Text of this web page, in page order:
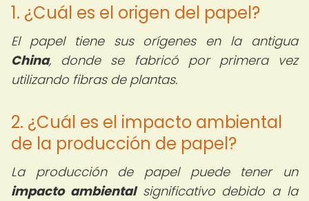
1. ¿Cuál es el origen del papel?
El papel tiene sus orígenes en la antigua
China, donde se fabricó por primera vez
utilizando fibras de plantas.
2. ¿Cuál es el impacto ambiental
de la producción de papel?
La producción de papel puede tener un
impacto ambientalsignificativo debido a la